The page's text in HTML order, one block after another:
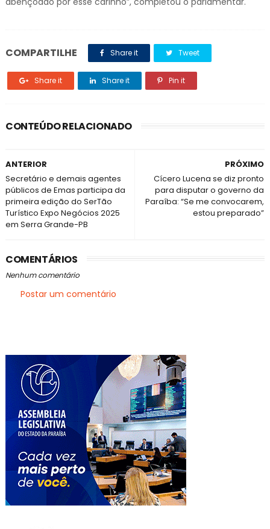
COMPARTILHE Share it Tweet
Share it Share it Pin it
CONTEÚDO RELACIONADO
PRÓXIMO
Cícero Lucena se diz pronto
para disputar o governo da
Paraíba: “Se me convocarem,
estou preparado”
ANTERIOR
Secretário e demais agentes
públicos de Emas participa da
primeira edição do SerTão
Turístico Expo Negócios 2025
em Serra Grande-PB
COMENTÁRIOS
Nenhum comentário
Postar um comentário